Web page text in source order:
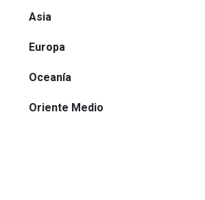
Asia
Europa
Oceanía
Oriente Medio